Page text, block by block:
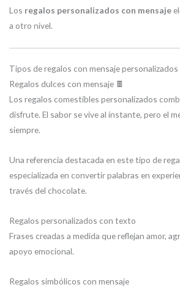
Los regalos personalizados con mensaje
a otro nivel.
Tipos de regalos con mensaje
Regalos dulces con mensaje 🍫
Los regalos comestibles personalizados
disfrute. El sabor se vive al instante, pero el
siempre.
Una referencia destacada en este tipo de
especializada en convertir palabras en
través del chocolate.
Regalos personalizados con texto
Frases creadas a medida que reflejan amor,
apoyo emocional.
Regalos simbólicos con mensaje